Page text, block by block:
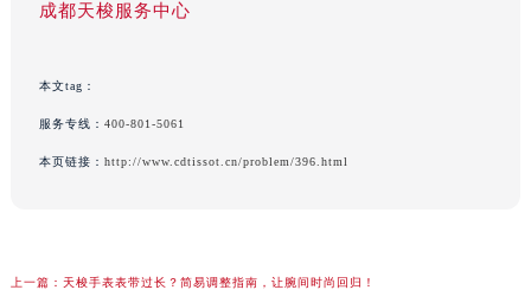
成都天梭服务中心
本文tag：
服务专线： 400-801-5061
本页链接： http://www.cdtissot.cn/problem/396.html
上一篇： 天梭手表表带过长？简易调整指南，让腕间时尚回归！